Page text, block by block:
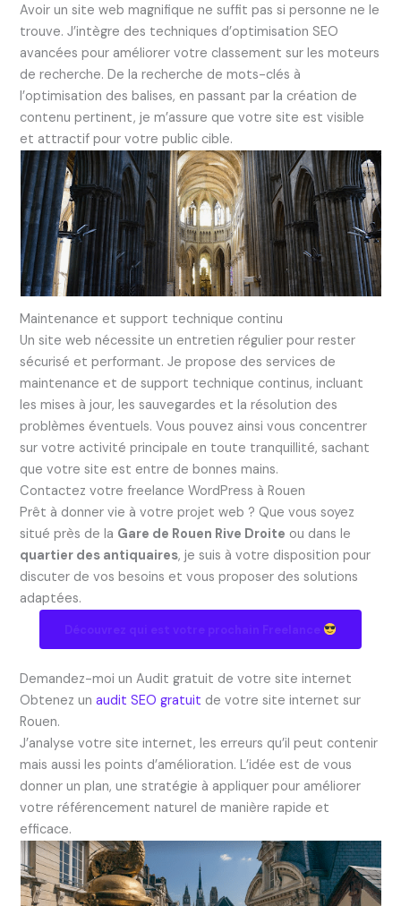
Avoir un site web magnifique ne suffit pas si personne ne le
trouve. J’intègre des techniques d’optimisation SEO
avancées pour améliorer votre classement sur les moteurs
de recherche. De la recherche de mots-clés à
l’optimisation des balises, en passant par la création de
contenu pertinent, je m’assure que votre site est visible
et attractif pour votre public cible.
Maintenance et support technique continu
Un site web nécessite un entretien régulier pour rester
sécurisé et performant. Je propose des services de
maintenance et de support technique continus, incluant
les mises à jour, les sauvegardes et la résolution des
problèmes éventuels. Vous pouvez ainsi vous concentrer
sur votre activité principale en toute tranquillité, sachant
que votre site est entre de bonnes mains.
Contactez votre freelance WordPress à Rouen
Prêt à donner vie à votre projet web ? Que vous soyez
situé près de la Gare de Rouen Rive Droite ou dans le
quartier des antiquaires, je suis à votre disposition pour
discuter de vos besoins et vous proposer des solutions
adaptées.
Découvrez qui est votre prochain Freelance
Demandez-moi un Audit gratuit de votre site internet
Obtenez unaudit SEO gratuit de votre site internet sur
Rouen.
J’analyse votre site internet, les erreurs qu’il peut contenir
mais aussi les points d’amélioration. L’idée est de vous
donner un plan, une stratégie à appliquer pour améliorer
votre référencement naturel de manière rapide et
efficace.